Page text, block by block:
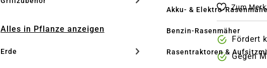
Alles in Pflanze anzeigen
Erde
Akku- & Elektro-
Benzin-Rasenmäher
Rasentraktoren &
Zum
Fördert
Gegen